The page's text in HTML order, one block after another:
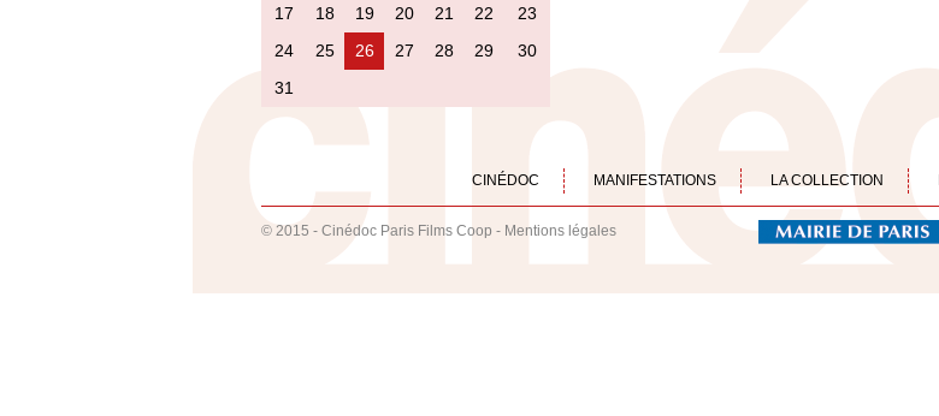
17
18 19 20 21 22
23
24
25 26 27 28 29
30
31
CINÉDOC MANIFESTATIONS LA COLLECTION
© 2015 - Cinédoc Paris Films Coop - Mentions légales